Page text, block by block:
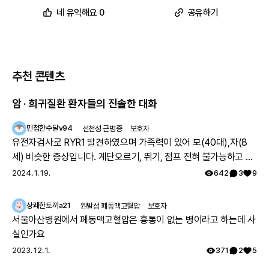
네 유익해요 0 공유하기
추천 콘텐츠
암 · 희귀질환 환자들의 진솔한 대화
민첩한수달v94 선천성 근병증 보호자
유전자검사로 RYR1 발견하였으며 가족력이 있어 모(40대),자(8
세) 비슷한 증상입니다. 계단오르기, 뛰기, 점프 전혀 불가능하고 전
체적으로 몸의 힘이 부족하지만 위의 불가능한점을 빼고는 힘들지
를 보았으나 그당시에는 아킬레스건이 짧아서 그런거라고 운동 열
심히 하라는 답을 듣고 쭉 지내다가 출산후 첫째아이도 같은 증상으
로 서울대병원 방문하여 근육병의심으로 여러 검사를 하였으나 정
은 케이스가 있나 알아보기로 하고 주기적으로 외래만 다녔습니다.
2024. 1. 19. 642 3 9
상쾌한토끼a21 원발성 폐동맥고혈압 보호자
서울아산병원에서 폐동맥고혈압은 흉통이 없는 병이라고 하는데 사
실인가요
2023. 12. 1. 371 2 5